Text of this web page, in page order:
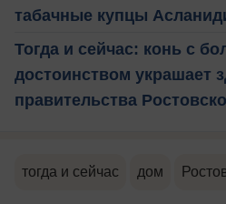
табачные купцы
Тогда и сейчас: конь с
достоинством украшает
правительства
тогда и сейчас дом